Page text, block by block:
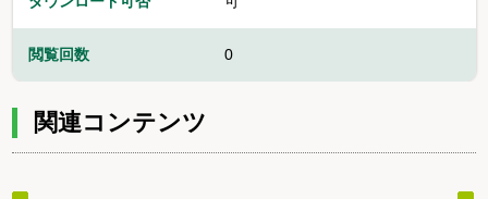
閲覧回数 0
関連コンテンツ